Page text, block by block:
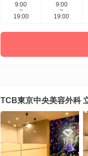
9:00
~
19:00
9:00
~
19:00
TCB東京中央美容外科